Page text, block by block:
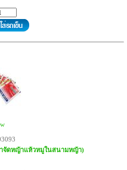
จัดหญ้าแห้วหมูในสนามหญ้า)